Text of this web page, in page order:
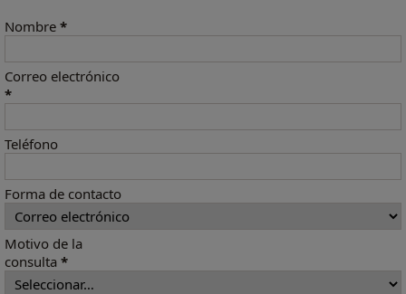
Nombre *
Correo electrónico
*
Teléfono
Forma de contacto
Motivo de la
consulta *